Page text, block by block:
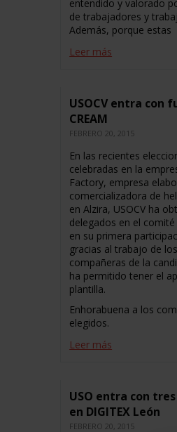
entendido y valorado
de trabajadores y
Además, porque estas
Leer más
USOCV entra con
CREAM
FEBRERO 20, 2015
En las recientes
celebradas en la
Factory, empresa
comercializadora de
en Alzira, USOCV ha
delegados en el
en su primera
gracias al trabajo de
compañeras de la
ha permitido tener el
plantilla.
Enhorabuena a los
elegidos.
Leer más
USO entra con
en DIGITEX León
FEBRERO 20, 2015